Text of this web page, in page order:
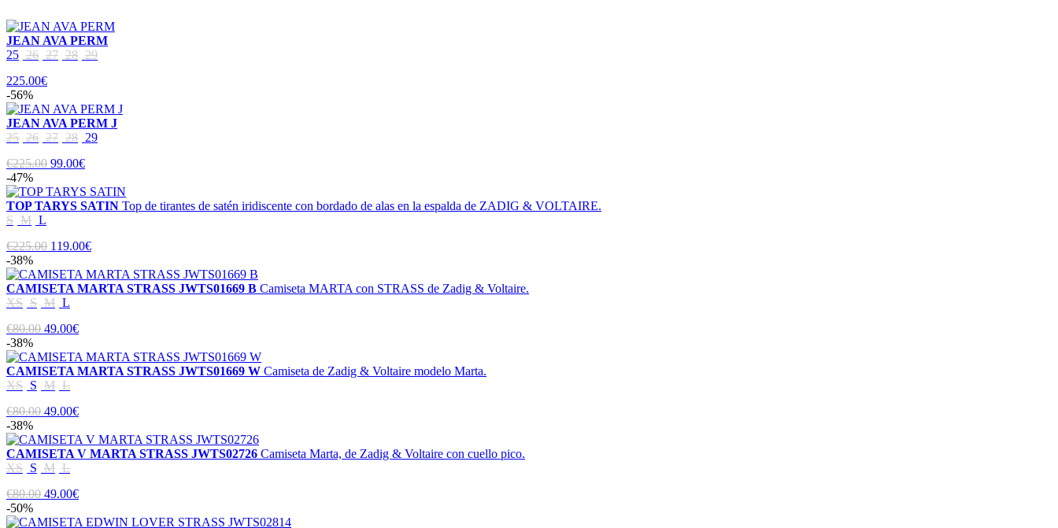
JEAN AVA PERM
25 26 27 28 29
225.00€
-56%
JEAN AVA PERM J
25 26 27 28 29
€225.00 99.00€
-47%
TOP TARYS SATIN Top de tirantes de satén iridiscente con bordado de alas en la espalda de ZADIG & VOLTAIRE.
S M L
€225.00 119.00€
-38%
CAMISETA MARTA STRASS JWTS01669 B Camiseta MARTA con STRASS de Zadig & Voltaire.
XS S M L
€80.00 49.00€
-38%
CAMISETA MARTA STRASS JWTS01669 W Camiseta de Zadig & Voltaire modelo Marta.
XS S M L
€80.00 49.00€
-38%
CAMISETA V MARTA STRASS JWTS02726 Camiseta Marta, de Zadig & Voltaire con cuello pico.
XS S M L
€80.00 49.00€
-50%